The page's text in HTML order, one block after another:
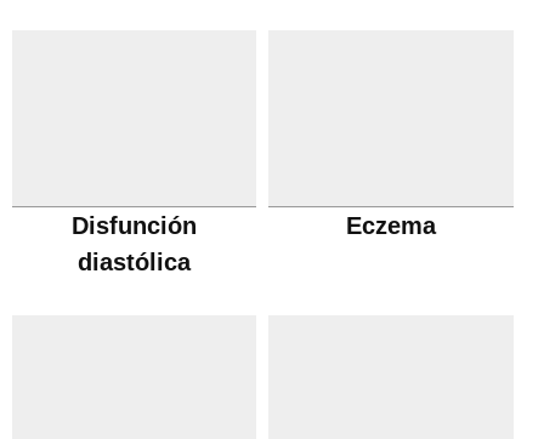
Disfunción
diastólica
Eczema